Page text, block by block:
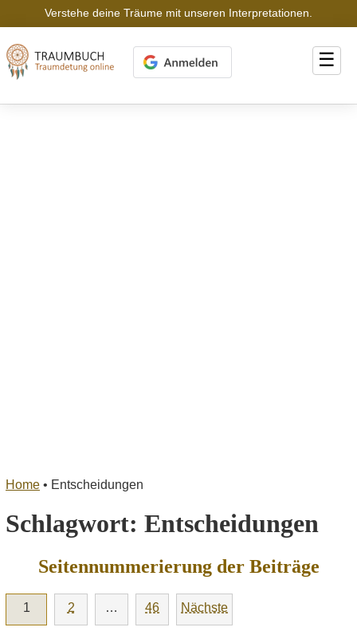
Verstehe deine Träume mit unseren Interpretationen.
☰
Home • Entscheidungen
Schlagwort: Entscheidungen
Seitennummerierung der Beiträge
1 2 … 46 Nächste